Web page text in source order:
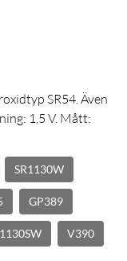
SR54. Även
1,5 V. Mått:
SR1130W
GP389
V390